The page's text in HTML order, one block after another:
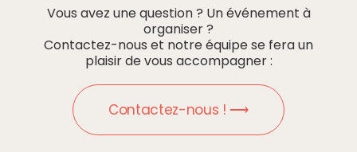
Vous avez une question ? Un événement à
organiser ?
Contactez-nous et notre équipe se fera un
plaisir de vous accompagner :
Contactez-nous ! ⟶